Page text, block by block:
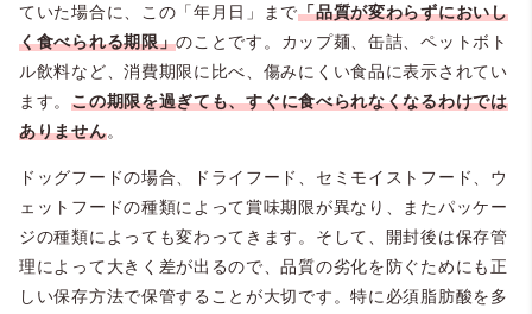
ていた場合に、この「年月日」まで「品質が変わらずにおいし
く食べられる期限」のことです。カップ麺、缶詰、ペットボト
ル飲料など、消費期限に比べ、傷みにくい食品に表示されてい
ます。この期限を過ぎても、すぐに食べられなくなるわけでは
ありません。
ドッグフードの場合、ドライフード、セミモイストフード、ウ
ェットフードの種類によって賞味期限が異なり、またパッケー
ジの種類によっても変わってきます。そして、開封後は保存管
理によって大きく差が出るので、品質の劣化を防ぐためにも正
しい保存方法で保管することが大切です。特に必須脂肪酸を多